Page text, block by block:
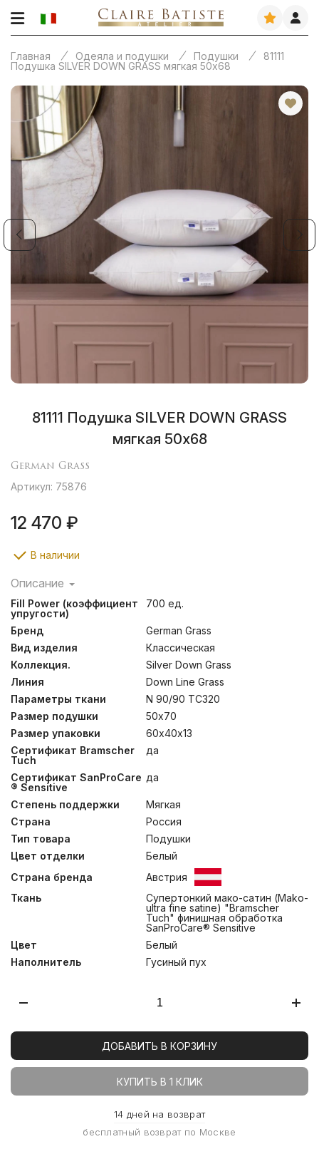
Главная Одеяла и подушки Подушки
81111
Подушка SILVER DOWN GRASS мягкая 50х68
81111 Подушка SILVER DOWN GRASS
мягкая 50х68
German Grass
Артикул: 75876
12 470 ₽
В наличии
Описание
Подушки коллекции GRASS SILVER DOWN LINE
наполнены пуховым наполнителем первой категории:
серым пухом гусей Тулузской породы с добавлением
мелкого перышка, что позволяет получить объём и
упругость. Чехлы выполнены из немецкой ткани,
прошедшей финишную обработку SanProCare®
Sensitive, которая позволяет материалу усиленно
поглощать и отдавать влагу. Ткани сертифицированы
по OEKO-TEX® Standard 100 – международному
стандарту безопасности текстильных изделий. Ткани,
отмеченные маркировкой «Bramscher Tuch» – это
безусловный знак качества и великолепный результат
работы специалистов из города Бра́мше в Германии.
Высочайшей оценки требует буквально все: от
высококачественного сырья и тончайшей пряжи до
заключительной эксклюзивной отделки тканей.
Сочетание тонкой ткани и серого пуха придают
изделиям серебристый оттенок, что легло в основу
названия коллекции. Рекомендована стирка при
температуре до 30°С.
Fill Power (коэффициент
упругости)
700 ед.
Бренд
German Grass
Вид изделия
Классическая
Коллекция.
Silver Down Grass
Линия
Down Line Grass
Параметры ткани
N 90/90 TC320
Размер подушки
50х70
Размер упаковки
60х40х13
Сертификат Bramscher
Tuch
да
Сертификат SanProCare
® Sensitive
да
Степень поддержки
Мягкая
Страна
Россия
Тип товара
Подушки
Цвет отделки
Белый
Страна бренда
Австрия
Ткань
Супертонкий мако-сатин (Mako-
ultra fine satine) "Bramscher
Tuch" финишная обработка
SanProCare® Sensitive
Цвет
Белый
Наполнитель
Гусиный пух
ДОБАВИТЬ В КОРЗИНУ
КУПИТЬ В 1 КЛИК
14 дней на возврат
бесплатный возврат по Москве